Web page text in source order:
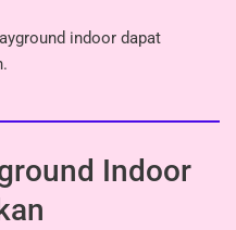
indoor dapat
Indoor